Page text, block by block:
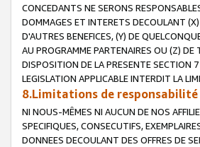
CONCEDANTS NE SERONS
DOMMAGES ET INTERETS DECOULANT
D'AUTRES BENEFICES, (Y) DE
AU PROGRAMME PARTENAIRES OU (Z)
DISPOSITION DE LA PRESENTE SECTION
LEGISLATION APPLICABLE INTERDIT LA
8.Limitations de responsabilité
NI NOUS-MÊMES NI AUCUN DE NOS
SPECIFIQUES, CONSECUTIFS,
DONNEES DECOULANT DES OFFRES DE